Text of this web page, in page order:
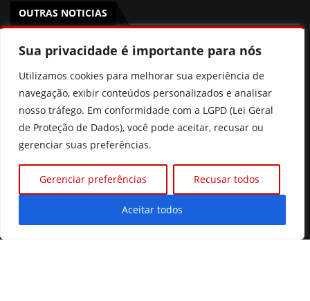
Sua privacidade é importante para nós
Utilizamos cookies para melhorar sua experiência de
navegação, exibir conteúdos personalizados e analisar
nosso tráfego. Em conformidade com a LGPD (Lei Geral
de Proteção de Dados), você pode aceitar, recusar ou
gerenciar suas preferências.
Gerenciar preferências Recusar todos
Aceitar todos
OUTRAS NOTICIAS
Gestão de Fátima Gavioli transforma educação de Goiás
e leva Estado ao 2º lugar nacional no Ideb
PSB Goiás oficializa candidatura de Aava Santiago à
Câmara dos Deputados com chapa competitiva para
2026
“Político também salva vidas”, diz Dr. Zacharias Calil ao
Pix Pensão: o que realmente muda? Entenda a nova lei
sem cair nas fake news